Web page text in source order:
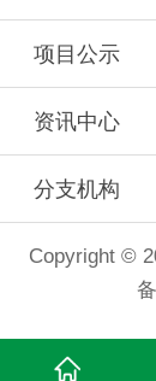
项目公示
资讯中心
分支机构
Copyright ©